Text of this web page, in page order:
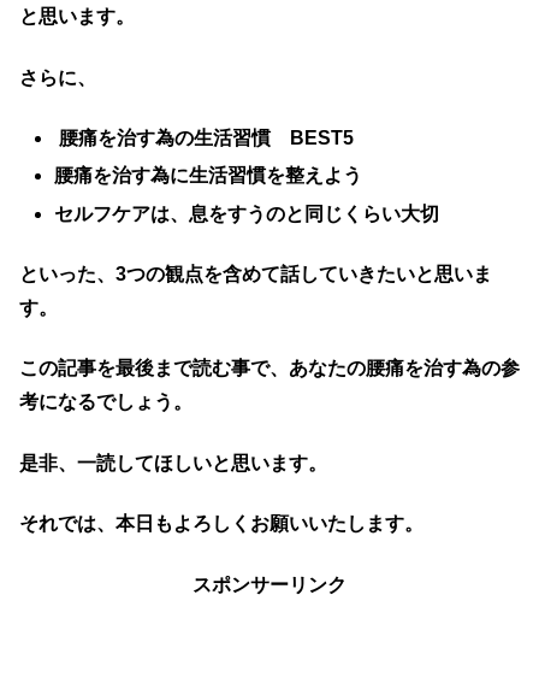
と思います。
さらに、
腰痛を治す為の生活習慣 BEST5
腰痛を治す為に生活習慣を整えよう
セルフケアは、息をすうのと同じくらい大切
といった、3つの観点を含めて話していきたいと思いま
す。
この記事を最後まで読む事で、あなたの腰痛を治す為の参
考になるでしょう。
是非、一読してほしいと思います。
それでは、本日もよろしくお願いいたします。
スポンサーリンク